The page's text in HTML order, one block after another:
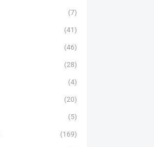
(7)
(41)
(46)
(28)
(4)
(20)
(5)
(169)